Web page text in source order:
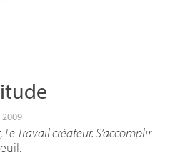
Le Travail créateur. S’accomplir